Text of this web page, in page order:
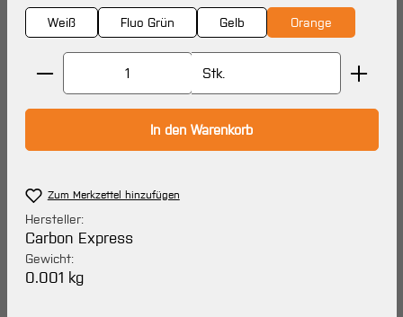
Weiß Fluo Grün Gelb Orange
Produkt Anzahl: Gib den gewünschten Wert ein
Stk.
In den Warenkorb
Zum Merkzettel hinzufügen
Hersteller:
Carbon Express
Gewicht:
0.001 kg